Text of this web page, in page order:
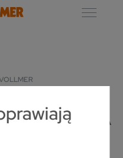
NARZĘDZI STAWIA
VOLLMER